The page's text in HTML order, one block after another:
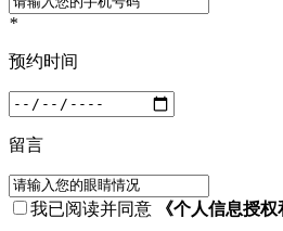
*
预约时间
留言
我已阅读并同意 《个人信息授权